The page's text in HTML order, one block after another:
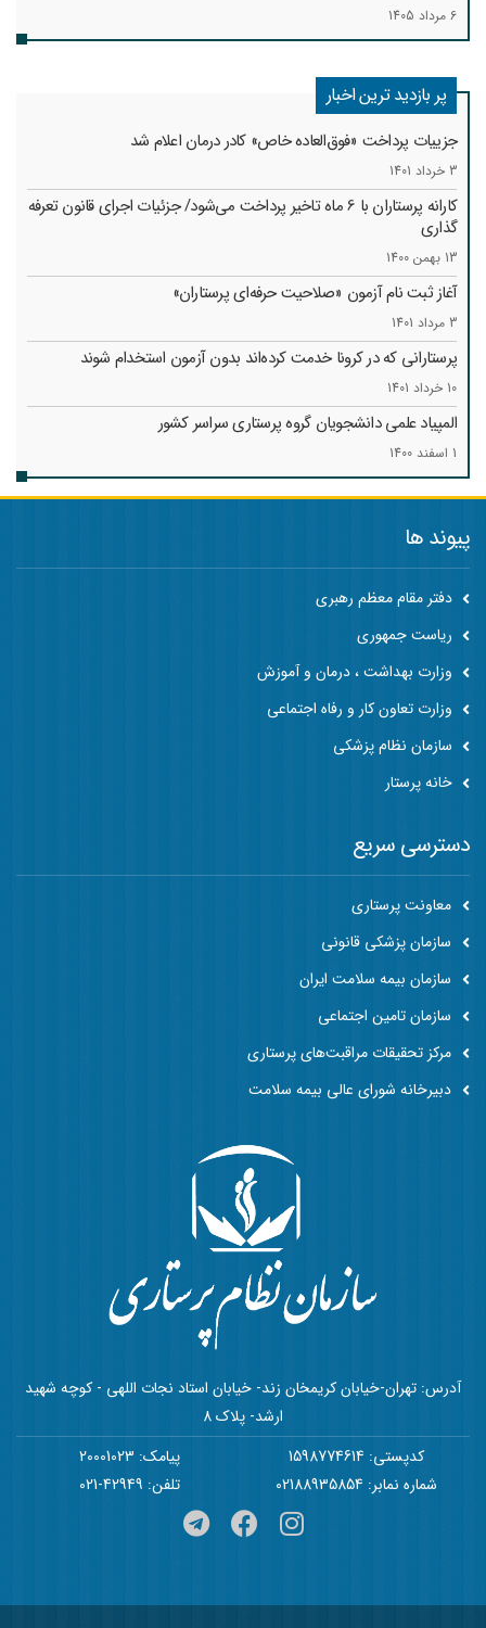
6 مرداد 1405
پر بازدید ترین اخبار
جزییات پرداخت «فوق‌العاده خاص» کادر درمان اعلام شد
3 خرداد 1401
کارانه‌ پرستاران با 6 ماه تاخیر پرداخت می‌شود/ جزئیات اجرای قانون تعرفه
گذاری
13 بهمن 1400
آغاز ثبت نام آزمون «صلاحیت حرفه‌ای پرستاران»
3 مرداد 1401
پرستارانی که در کرونا خدمت کرد‌ه‌اند بدون آزمون استخدام شوند
10 خرداد 1401
المپیاد علمی دانشجویان گروه پرستاری سراسر کشور
1 اسفند 1400
پیوند ها
دفتر مقام معظم رهبری
ریاست جمهوری
وزارت بهداشت ، درمان و آموزش
وزارت تعاون کار و رفاه اجتماعی
سازمان نظام پزشکی
خانه پرستار
آدرس: تهران-خیابان کریمخان زند- خیابان استاد نجات اللهی - کوچه شهید
ارشد- پلاک 8
کدپستی: 1598774614
پیامک: 20001023
شماره نمابر: 02188935854
تلفن: 42949-021
دسترسی سریع
معاونت پرستاری
سازمان پزشکی قانونی
سازمان بیمه سلامت ایران
سازمان تامین اجتماعی
مرکز تحقیقات مراقبت‌های پرستاری
دبیرخانه شورای عالی بیمه سلامت